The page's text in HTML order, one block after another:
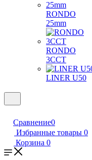
RONDO
25mm
RONDO
3CCT
LINER U50
Сравнение0
Избранные товары 0
Корзина 0